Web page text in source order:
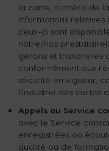
la carte, numéro de
informations relatives
ceux-ci sont
notre/nos
gérons et traitons les
conformément aux
sécurité en vigueur,
l'industrie des cartes
Appels au Service
avec le Service
enregistrées ou
qualité ou de